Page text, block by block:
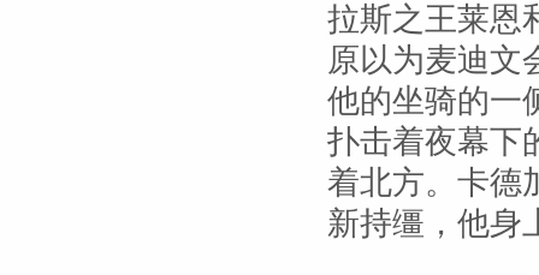
拉斯之王莱恩
原以为麦迪文
他的坐骑的一
扑击着夜幕下
着北方。卡德
新持缰，他身